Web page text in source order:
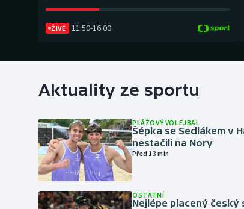
ŽIVĚ 11:50-16:00
Aktuality ze sportu
PLÁŽOVÝ VOLEJBAL
Šépka se Sedlákem v
nestačili na Nory
Před 13 min
OSTATNÍ
Nejlépe placený český